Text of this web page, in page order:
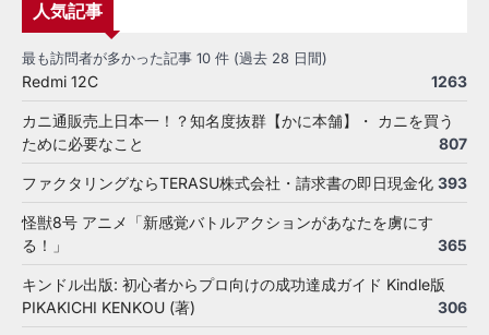
人気記事
最も訪問者が多かった記事 10 件 (過去 28 日間)
Redmi 12C 1263
カニ通販売上日本一！？知名度抜群【かに本舗】・ カニを買う
ために必要なこと
807
ファクタリングならTERASU株式会社・請求書の即日現金化 393
怪獣8号 アニメ「新感覚バトルアクションがあなたを虜にす
る！」
365
キンドル出版: 初心者からプロ向けの成功達成ガイド Kindle版
PIKAKICHI KENKOU (著)
306